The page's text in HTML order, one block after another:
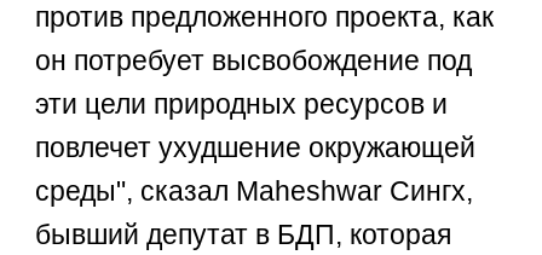
против предложенного проекта, как
он потребует высвобождение под
эти цели природных ресурсов и
повлечет ухудшение окружающей
среды", сказал Maheshwar Сингх,
бывший депутат в БДП, которая